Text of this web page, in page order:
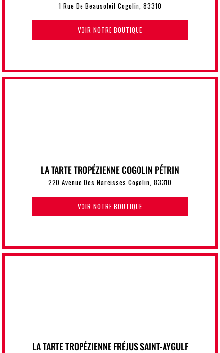
1 Rue De Beausoleil Cogolin, 83310
VOIR NOTRE BOUTIQUE
LA TARTE TROPÉZIENNE COGOLIN PÉTRIN
220 Avenue Des Narcisses Cogolin, 83310
VOIR NOTRE BOUTIQUE
LA TARTE TROPÉZIENNE FRÉJUS SAINT-AYGULF